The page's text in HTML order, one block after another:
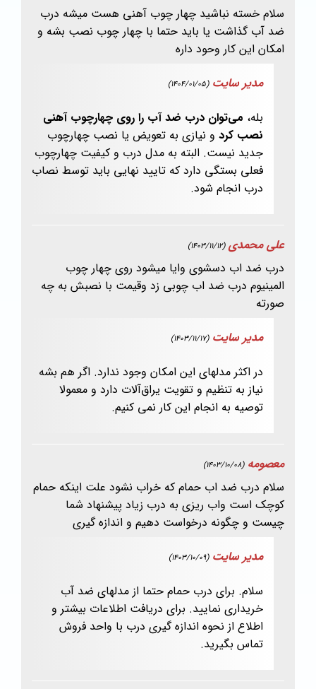
سلام خسته نباشید چهار چوب آهنی هست میشه درب
ضد آب گذاشت یا باید حتما با چهار چوب نصب بشه و
امکان این کار وحود داره
مدیر سایت (1404/01/05)
بله، می‌توان درب ضد آب را روی چهارچوب آهنی
نصب کرد و نیازی به تعویض یا نصب چهارچوب
جدید نیست. البته به مدل درب و کیفیت چهارچوب
فعلی بستگی دارد که تایید نهایی باید توسط نصاب
درب انجام شود.
علی محمدی (1403/11/12)
درب ضد اب دسشوی وایا میشود روی چهار چوب
المینیوم درب ضد اب چوبی زد وقیمت با نصبش به چه
صورته
مدیر سایت (1403/11/17)
در اکثر مدلهای این امکان وجود ندارد. اگر هم بشه
نیاز به تنظیم و تقویت یراق‌آلات دارد و معمولا
توصیه به انجام این کار نمی کنیم.
معصومه(1403/10/08)
سلام درب ضد اب حمام که خراب نشود علت اینکه حمام
کوچک است واب ریزی به درب زیاد پیشنهاد شما
چیست و چگونه درخواست دهیم و اندازه گیری
مدیر سایت (1403/10/09)
سلام. برای درب حمام حتما از مدلهای ضد آب
خریداری نمایید. برای دریافت اطلاعات بیشتر و
اطلاع از نحوه اندازه گیری درب با واحد فروش
تماس بگیرید.